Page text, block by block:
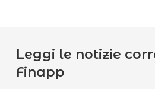
Leggi le notizie
Finapp